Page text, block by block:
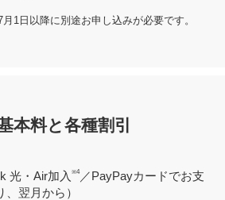
1日以降に別途お申し込みが必要です。
本料と各種割引
光・Air加入 ※4／PayPayカードでお支
翌月から）